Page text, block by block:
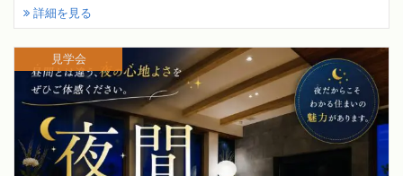
詳細を見る
見学会